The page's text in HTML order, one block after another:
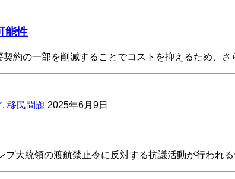
能性
約の一部を削減することでコストを抑えるため、さ
, 移民問題 2025年6月9日
大統領の渡航禁止令に反対する抗議活動が行われる